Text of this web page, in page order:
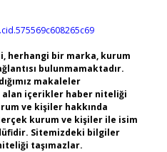
herhangi bir marka, kurum
bulunmamaktadır.
makaleler
alan içerikler haber niteliği
ve kişiler hakkında
kurum ve kişiler ile isim
Sitemizdeki bilgiler
taşımazlar.